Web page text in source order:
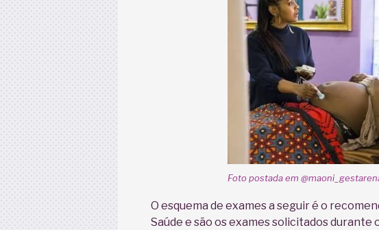
Foto postada em
O esquema de exames a seguir é o
Saúde e são os exames solicitados